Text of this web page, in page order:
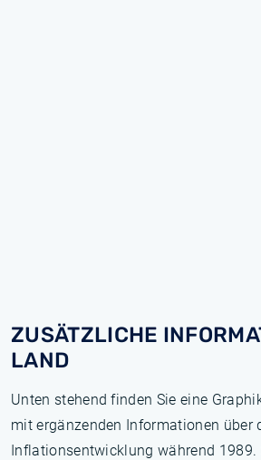
ZUSÄTZLICHE
LAND
Unten stehend finden Sie eine
mit ergänzenden Informationen über
Inflationsentwicklung während 1989.